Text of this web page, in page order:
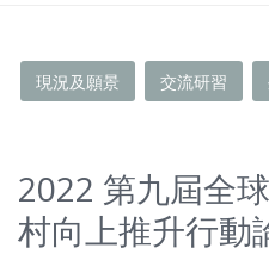
現況及願景 交流研習
2022 第九屆全
村向上推升行動